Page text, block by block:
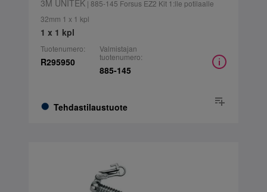
3M UNITEK| 885-145 Forsus EZ2 Kit 1:lle potilaalle
32mm 1 x 1 kpl
1 x 1 kpl
Tuotenumero:
R295950
Tehdastilaustuote
Valmistajan
tuotenumero:
885-145